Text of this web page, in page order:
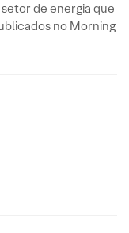
de energia que
no Morning